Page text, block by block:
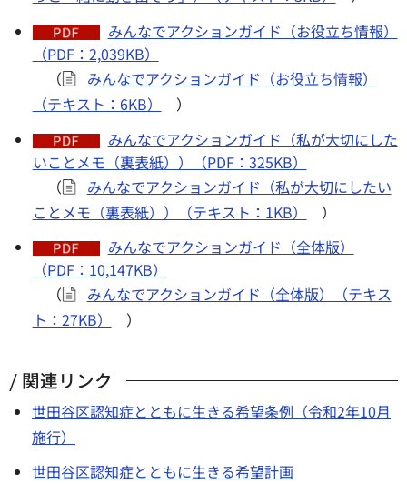
みんなでアクションガイド（お役立ち情報）
（PDF：2,039KB）
（
みんなでアクションガイド（お役立ち情報）
（テキスト：6KB）
）
みんなでアクションガイド（私が大切にした
いことメモ（裏表紙））（PDF：325KB）
（
みんなでアクションガイド（私が大切にしたい
ことメモ（裏表紙））（テキスト：1KB）
）
みんなでアクションガイド（全体版）
（PDF：10,147KB）
（
みんなでアクションガイド（全体版）（テキス
ト：27KB）
）
関連リンク
世田谷区認知症とともに生きる希望条例（令和2年10月
施行）
世田谷区認知症とともに生きる希望計画